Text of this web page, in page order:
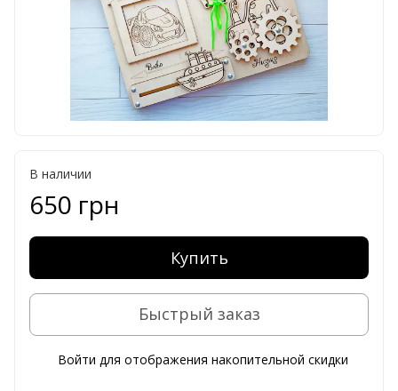
В наличии
650 грн
Купить
Быстрый заказ
Войти для отображения накопительной скидки